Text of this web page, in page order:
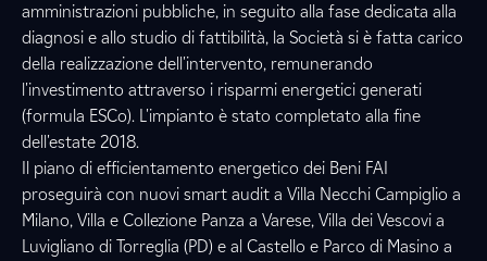
amministrazioni pubbliche, in seguito alla fase dedicata alla
diagnosi e allo studio di fattibilità, la Società si è fatta carico
della realizzazione dell'intervento, remunerando
l'investimento attraverso i risparmi energetici generati
(formula ESCo). L'impianto è stato completato alla fine
dell'estate 2018.
Il piano di efficientamento energetico dei Beni FAI
proseguirà con nuovi smart audit a Villa Necchi Campiglio a
Milano, Villa e Collezione Panza a Varese, Villa dei Vescovi a
Luvigliano di Torreglia (PD) e al Castello e Parco di Masino a